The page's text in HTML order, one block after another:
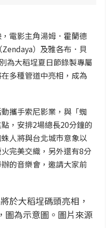
電影主角湯姆．霍蘭德
）及雅各布．貝
為大稻埕夏日節錄製專屬
多種管道中亮相，成為
攜手索尼影業，與「蜘
，安排2場總長20分鐘的
人將與台北城市意象以
完美交織，另外還有8分
的音樂會，邀請大家前